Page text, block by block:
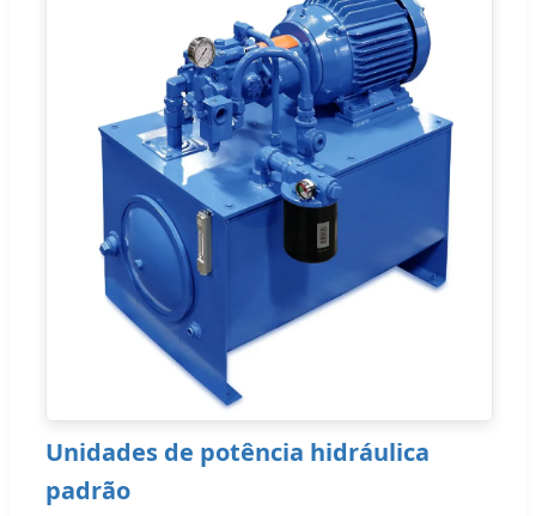
Unidades de potência hidráulica
padrão